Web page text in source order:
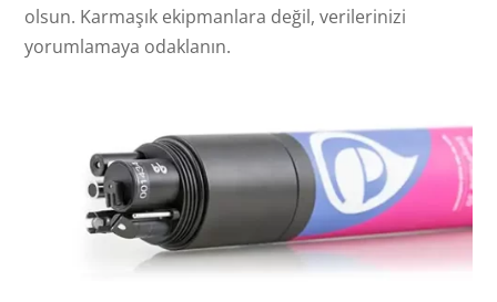
olsun. Karmaşık ekipmanlara değil, verilerinizi
yorumlamaya odaklanın.